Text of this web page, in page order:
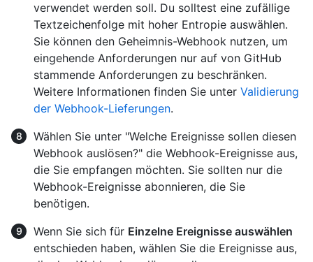
verwendet werden soll. Du solltest eine zufällige
Textzeichenfolge mit hoher Entropie auswählen.
Sie können den Geheimnis-Webhook nutzen, um
eingehende Anforderungen nur auf von GitHub
stammende Anforderungen zu beschränken.
Weitere Informationen finden Sie unter Validierung
der Webhook-Lieferungen.
Wählen Sie unter "Welche Ereignisse sollen diesen
Webhook auslösen?" die Webhook-Ereignisse aus,
die Sie empfangen möchten. Sie sollten nur die
Webhook-Ereignisse abonnieren, die Sie
benötigen.
Wenn Sie sich für Einzelne Ereignisse auswählen
entschieden haben, wählen Sie die Ereignisse aus,